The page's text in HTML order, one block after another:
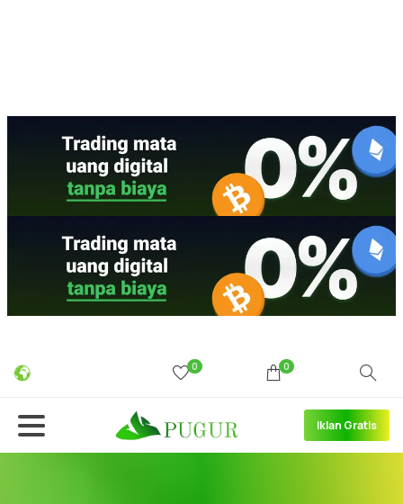
0 0
Iklan Gratis